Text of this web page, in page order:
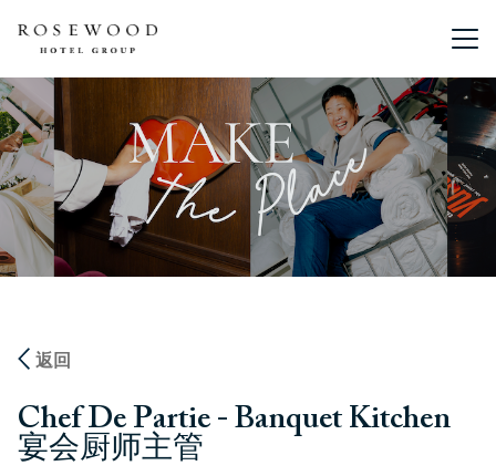
主菜单
返回
Chef De Partie - Banquet Kitchen
宴会厨师主管